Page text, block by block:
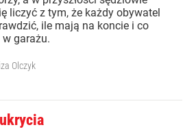
liczyć z tym, że każdy obywatel
ile mają na koncie i co
garażu.
Olczyk